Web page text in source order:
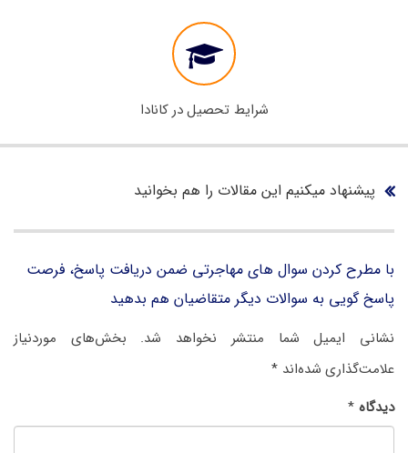
شرایط تحصیل در کانادا
پیشنهاد میکنیم این مقالات را هم بخوانید
با مطرح کردن سوال های مهاجرتی ضمن دریافت پاسخ، فرصت
پاسخ گویی به سوالات دیگر متقاضیان هم بدهید
نشانی ایمیل شما منتشر نخواهد شد. بخش‌های موردنیاز
علامت‌گذاری شده‌اند *
دیدگاه *